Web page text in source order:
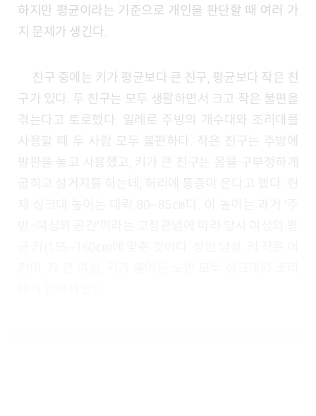
하지만 평균이라는 기준으로 개인을 판단할 때 여러 가
지 문제가 생긴다.
친구 중에는 키가 평균보다 큰 친구, 평균보다 작은 친
구가 있다. 두 친구는 모두 생활하면서 크고 작은 불편을
겪는다고 토로했다. 일례로 주방의 개수대와 조리대를
사용할 때 두 사람 모두 불편하다. 작은 친구는 주방에